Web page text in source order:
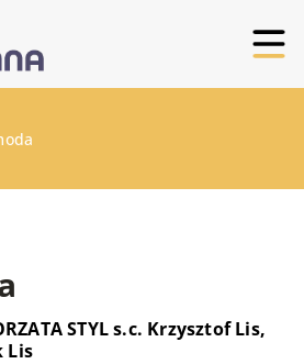
STYL s.c. Krzysztof Lis,
Lis